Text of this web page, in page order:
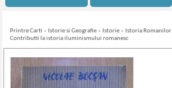
Printre Carti » Istorie si Geografie » Istorie » Istoria Romanilor
Contributii la istoria iluminismului romanesc